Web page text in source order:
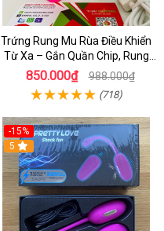
Trứng Rung Mu Rùa Điều Khiển
Từ Xa – Gắn Quần Chip, Rung
Cực Mạnh 12 Chế Độ
850.000₫ 988.000₫
(718)
-15%
5